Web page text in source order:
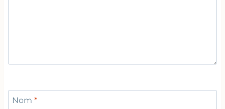
Nom *